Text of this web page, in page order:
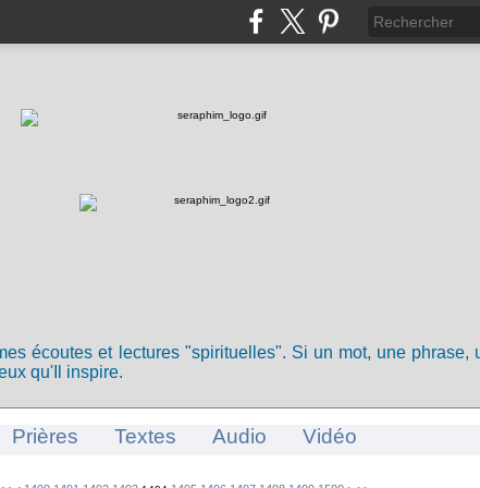
écoutes et lectures "spirituelles". Si un mot, une phrase,
qu'Il inspire.
Prières Textes Audio Vidéo